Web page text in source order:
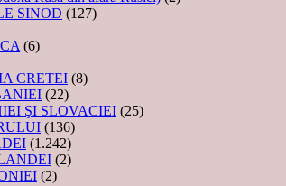
SINOD (127)
(6)
CRETEI (8)
(22)
ŞI SLOVACIEI (25)
(136)
(1.242)
(2)
(2)